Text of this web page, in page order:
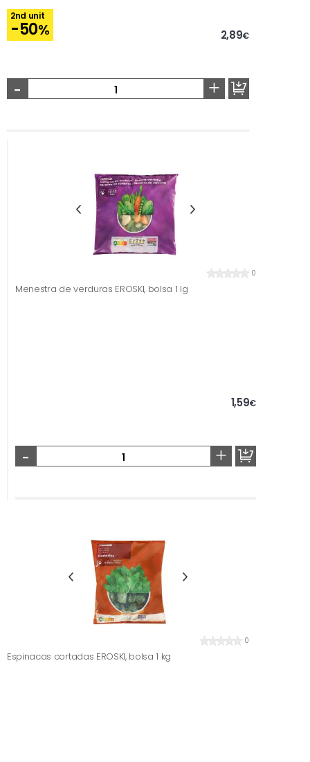
2nd unit
-50% 2,89€
- +
0
Menestra de verduras EROSKI, bolsa 1 lg
1,59€
- +
0
Espinacas cortadas EROSKI, bolsa 1 kg